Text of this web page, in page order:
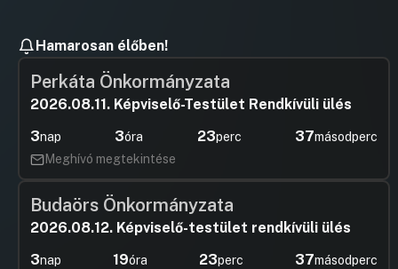
Hamarosan élőben!
Perkáta Önkormányzata
2026.08.11. Képviselő-Testület Rendkívüli ülés
3nap 3óra 23perc 37másodperc
Meghívó megtekintése
Budaörs Önkormányzata
2026.08.12. Képviselő-testület rendkívüli ülés
3nap 19óra 23perc 37másodperc